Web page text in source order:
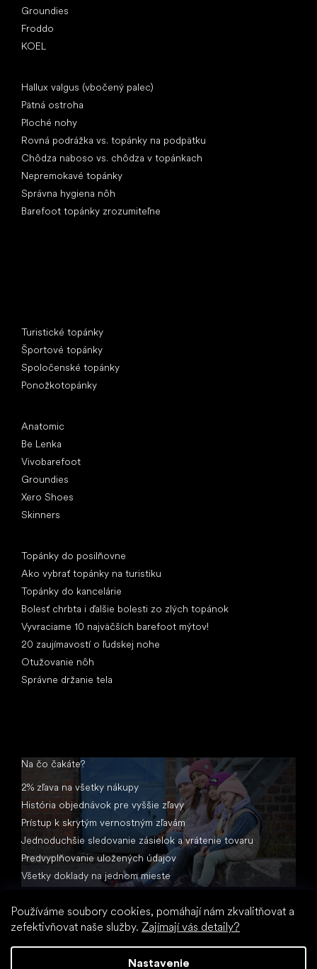
Používáme soubory cookies, pomáhají nám zkvalitňovat a
zefektivňovat naše služby. Zajímají vás detaily?
Nastavenie
Groundies
Froddo
KOEL
Hallux valgus (vbočený palec)
Pätná ostroha
Ploché nohy
Rovná podrážka vs. topánky na podpätku
Chôdza naboso vs. chôdza v topánkach
Nepremokavé topánky
Správna hygiena nôh
Barefoot topánky zrozumiteľne
Turistické topánky
Športové topánky
Spoločenské topánky
Ponožkotopánky
Anatomic
Be Lenka
Vivobarefoot
Groundies
Xero Shoes
Skinners
Topánky do posilňovne
Ako vybrať topánky na turistiku
Topánky do kancelárie
Bolesť chrbta i ďalšie bolesti zo zlých topánok
Vyvraciame 10 najväčších barefoot mýtov!
20 zaujímavostí o ľudskej nohe
Otužovanie nôh
Správne držanie tela
Na čo čakáte?
2% zľava na všetky nákupy
História objednávok pre vyššie zľavy
Prístup k skrytým vernostným zľavám
Jednoduchšie sledovanie zásielok a vrátenie tovaru
Predvyplňovanie uložených údajov
Všetky doklady na jednom mieste
Vytvoril Shoptet